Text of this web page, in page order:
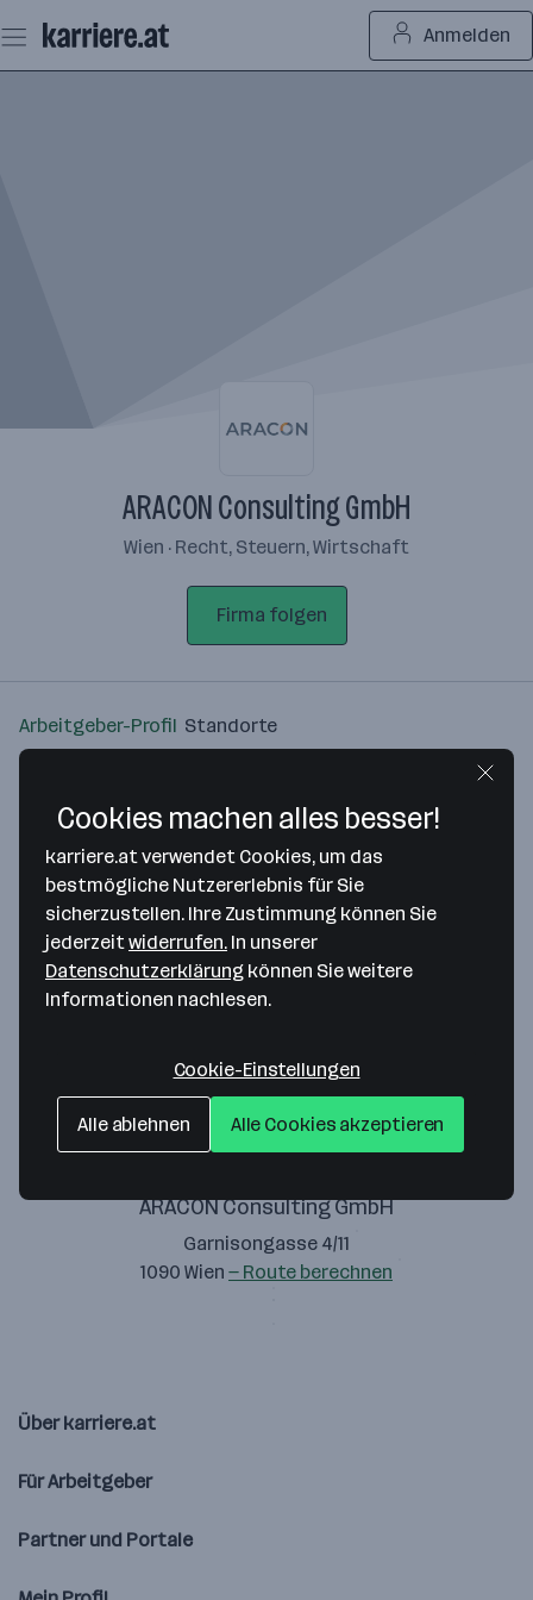
Seiteninhalt
springen
Anmelden
ARACON Consulting GmbH
Wien · Recht, Steuern, Wirtschaft
Firma folgen
Arbeitgeber-Profil Standorte
Bitte stimme unseren Cookie-
Richtlinien zu, um diese Karte
anzuzeigen.
ARACON Consulting GmbH
Garnisongasse 4/11
1090 Wien — Route berechnen
Über karriere.at
Für Arbeitgeber
Partner und Portale
Cookies machen alles besser!
karriere.at verwendet Cookies, um das
bestmögliche Nutzererlebnis für Sie
sicherzustellen. Ihre Zustimmung können Sie
jederzeitwiderrufen. In unserer
Datenschutzerklärung können Sie weitere
Informationen nachlesen.
Cookie-Einstellungen
Alle ablehnen Alle Cookies akzeptieren